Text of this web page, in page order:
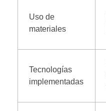
Uso de
materiales
Tecnologías
implementadas